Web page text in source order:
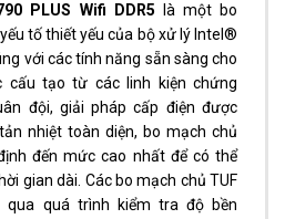
PLUS Wifi DDR5 là một bo
tố thiết yếu của bộ xử lý Intel®
với các tính năng sẵn sàng cho
cấu tạo từ các linh kiện chứng
đội, giải pháp cấp điện được
nhiệt toàn diện, bo mạch chủ
đến mức cao nhất để có thể
gian dài. Các bo mạch chủ TUF
qua quá trình kiểm tra độ bền